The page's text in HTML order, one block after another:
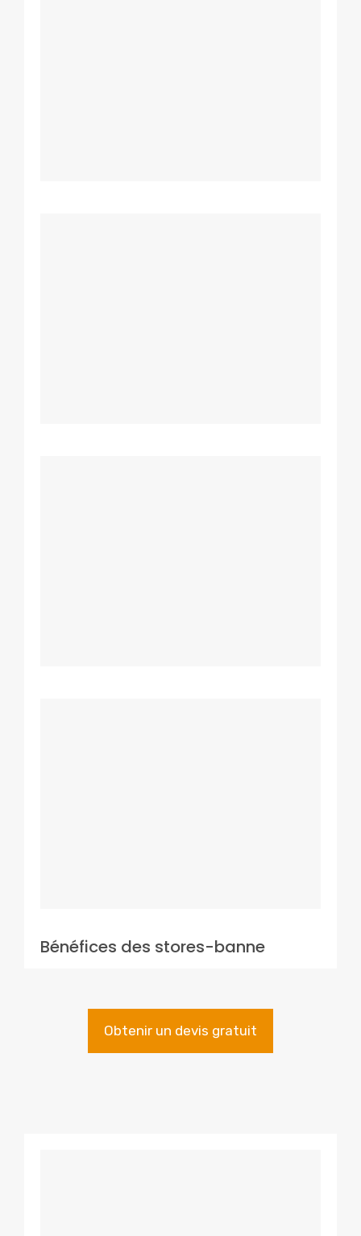
Bénéfices des stores-banne
Obtenir un devis gratuit